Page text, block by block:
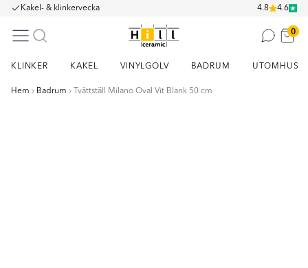
Kakel- & klinkervecka 4.8 4.6
0
KLINKER KAKEL VINYLGOLV BADRUM UTOMHUS
Hem Badrum Tvättställ Milano Oval Vit Blank 50 cm